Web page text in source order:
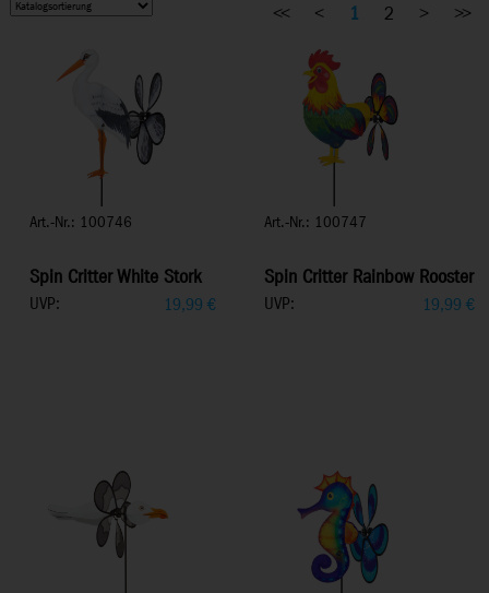
Art.-Nr.: 100746
Spin Critter White Stork
UVP: 19,99 €
Art.-Nr.: 100747
Spin Critter Rainbow Rooster
UVP: 19,99 €
<< < 1 2 > >>